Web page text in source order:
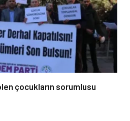
çocukların sorumlusu